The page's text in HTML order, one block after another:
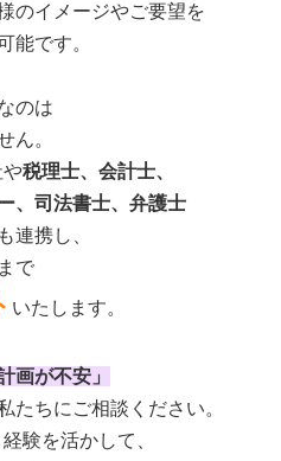
のイメージやご要望を
能です。
のは
ん。
や税理士、会計士、
、司法書士、弁護士
連携し、
で
いたします。
画が不安」
たちにご相談ください。
験を活かして、